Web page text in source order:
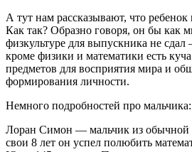
А тут нам рассказывают, что ребенок
Как так? Образно говоря, он бы как
физкультуре для выпускника не сдал
кроме физики и математики есть
предметов для восприятия мира и
формирования личности.
Немного подробностей про мальчика:
Лоран Симон — мальчик из обычной
свои 8 лет он успел полюбить